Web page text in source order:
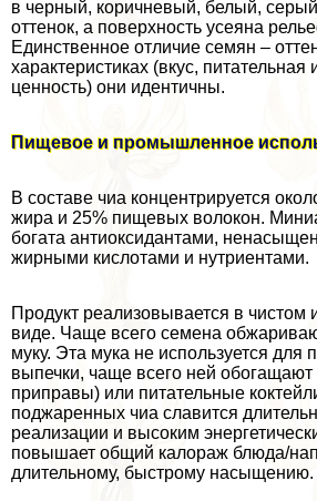
в черный, коричневый, белый,
оттенок, а поверхность усеяна
Единственное отличие семян –
хаpaктеристиках (вкус, питательная
ценность) они идентичны.
Пищевое и промышленное
В составе чиа концентрируется
жира и 25% пищевых волокон.
богата антиоксидантами,
жирными кислотами и нутриентами.
Продукт реализовывается в чистом
виде. Чаще всего семена
муку. Эта мука не используется для
выпечки, чаще всего ней обогащают
приправы) или питательные
поджаренных чиа славится
реализации и высоким
повышает общий калораж блюда/
длительному, быстрому насыщению.